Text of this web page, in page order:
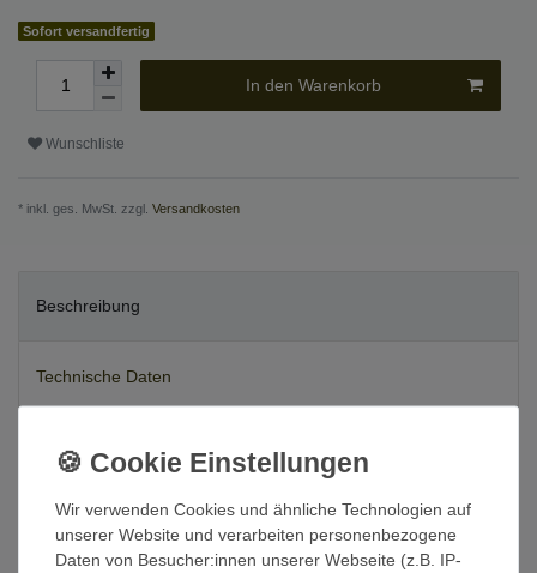
Sofort versandfertig
In den Warenkorb
Wunschliste
* inkl. ges. MwSt. zzgl. Versandkosten
Beschreibung
Technische Daten
Weitere Details
EU-Verantwortlicher
Wir verwenden Cookies und ähnliche Technologien auf
unserer Website und verarbeiten personenbezogene
Daten von Besucher:innen unserer Webseite (z.B. IP-